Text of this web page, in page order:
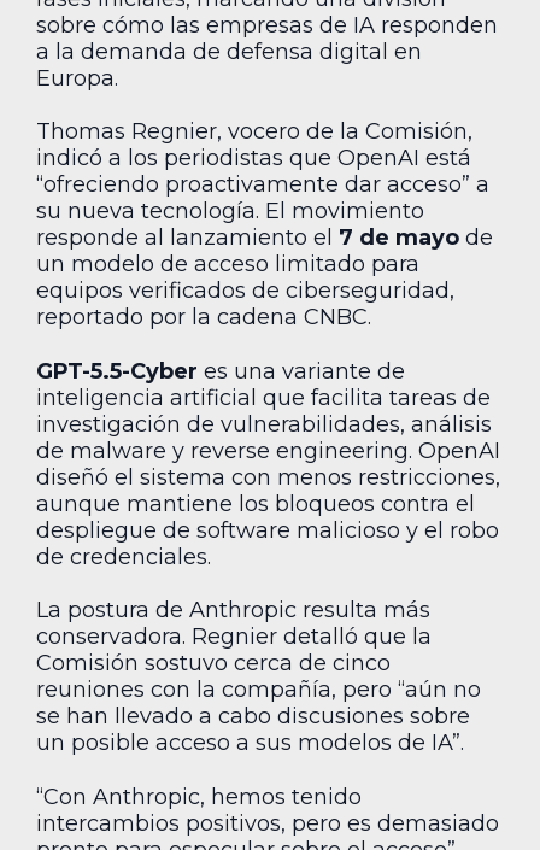
sobre cómo las empresas de IA responden
a la demanda de defensa digital en
Europa.
Thomas Regnier, vocero de la Comisión,
indicó a los periodistas que OpenAI está
“ofreciendo proactivamente dar acceso” a
su nueva tecnología. El movimiento
responde al lanzamiento el 7 de mayo de
un modelo de acceso limitado para
equipos verificados de ciberseguridad,
reportado por la cadena CNBC.
GPT-5.5-Cyber es una variante de
inteligencia artificial que facilita tareas de
investigación de vulnerabilidades, análisis
de malware y reverse engineering. OpenAI
diseñó el sistema con menos restricciones,
aunque mantiene los bloqueos contra el
despliegue de software malicioso y el robo
de credenciales.
La postura de Anthropic resulta más
conservadora. Regnier detalló que la
Comisión sostuvo cerca de cinco
reuniones con la compañía, pero “aún no
se han llevado a cabo discusiones sobre
un posible acceso a sus modelos de IA”.
“Con Anthropic, hemos tenido
intercambios positivos, pero es demasiado